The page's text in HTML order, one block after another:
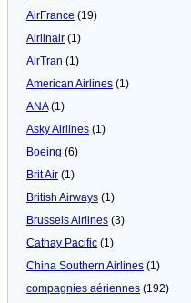
AirFrance (19)
Airlinair (1)
AirTran (1)
American Airlines (1)
ANA(1)
Asky Airlines (1)
Boeing (6)
Brit Air (1)
British Airways (1)
Brussels Airlines (3)
Cathay Pacific (1)
China Southern Airlines (1)
compagnies aériennes (192)